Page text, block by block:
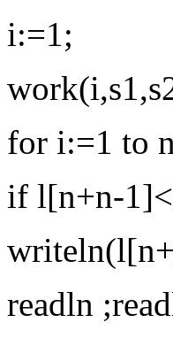
i:=1;
for i:=1 to
if l[n+n-
readln